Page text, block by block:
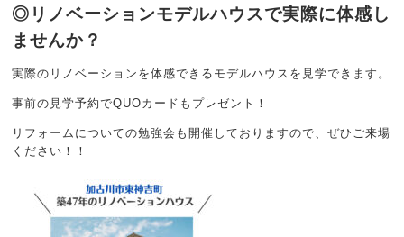
◎リノベーションモデルハウスで実際に体感し
ませんか？
実際のリノベーションを体感できるモデルハウスを見学できます。
事前の見学予約でQUOカードもプレゼント！
リフォームについての勉強会も開催しておりますので、ぜひご来場
ください！！